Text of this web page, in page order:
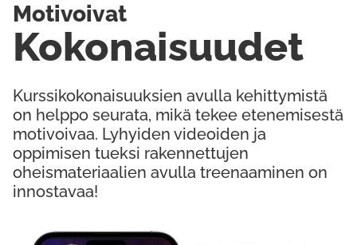
Kurssikokonaisuuksien avulla kehittymistä
on helppo seurata, mikä tekee etenemisestä
motivoivaa. Lyhyiden videoiden ja
oppimisen tueksi rakennettujen
oheismateriaalien avulla treenaaminen on
innostavaa!
Kokonaisuudet
Motivoivat